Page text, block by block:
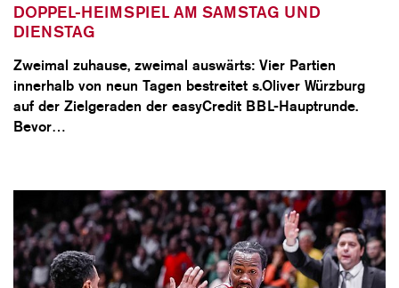
DOPPEL-HEIMSPIEL AM SAMSTAG UND
DIENSTAG
Zweimal zuhause, zweimal auswärts: Vier Partien
innerhalb von neun Tagen bestreitet s.Oliver Würzburg
auf der Zielgeraden der easyCredit BBL-Hauptrunde.
Bevor…